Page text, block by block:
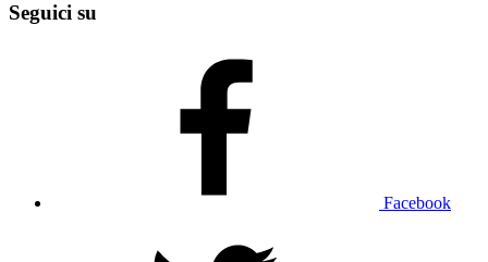
Seguici su
Facebook